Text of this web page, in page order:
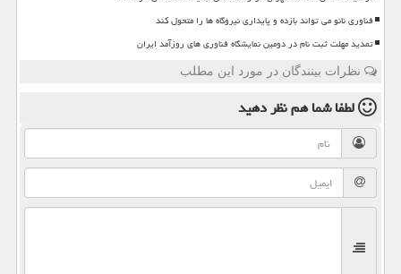
فناوری نانو می تواند بازده و پایداری نیروگاه ها را متحول کند
تمدید مهلت ثبت نام در دومین نمایشگاه فناوری های روزآمد ایران
نظرات بینندگان در مورد این مطلب
لطفا شما همنظر دهید